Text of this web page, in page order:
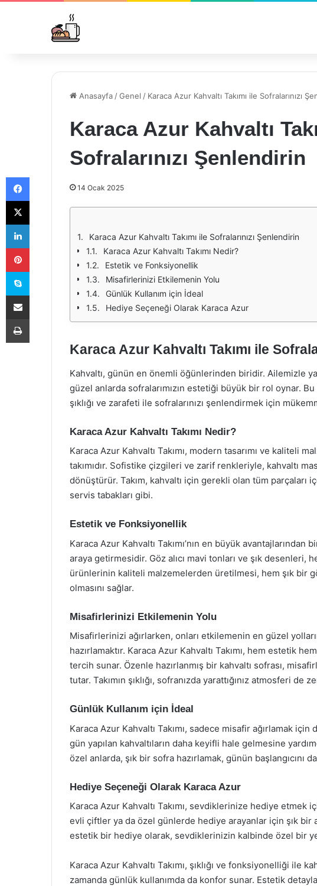
Anasayfa /Genel / Karaca Azur Kahvaltı Takımı ile Sofralarınızı
Karaca Azur Kahvaltı
Sofralarınızı Şenlendirin
14 Ocak 2025
Karaca Azur Kahvaltı Takımı ile Sofralarınızı Şenlendirin
Karaca Azur Kahvaltı Takımı Nedir?
Estetik ve Fonksiyonellik
Misafirlerinizi Etkilemenin Yolu
Günlük Kullanım için İdeal
Hediye Seçeneği Olarak Karaca Azur
Karaca Azur Kahvaltı Takımı ile
Kahvaltı, günün en önemli öğünlerinden biridir. Ailemizle
güzel anlarda sofralarımızın estetiği büyük bir rol oynar. Bu
şıklığı ve zarafeti ile sofralarınızı şenlendirmek için
Karaca Azur Kahvaltı Takımı Nedir?
Karaca Azur Kahvaltı Takımı, modern tasarımı ve kaliteli
takımıdır. Sofistike çizgileri ve zarif renkleriyle, kahvaltı
dönüştürür. Takım, kahvaltı için gerekli olan tüm parçaları
servis tabakları gibi.
Estetik ve Fonksiyonellik
Karaca Azur Kahvaltı Takımı’nın en büyük
araya getirmesidir. Göz alıcı mavi tonları ve şık desenleri,
ürünlerinin kaliteli malzemelerden üretilmesi, hem şık bir
olmasını sağlar.
Misafirlerinizi Etkilemenin Yolu
Misafirlerinizi ağırlarken, onları etkilemenin en güzel
hazırlamaktır. Karaca Azur Kahvaltı Takımı, hem estetik
tercih sunar. Özenle hazırlanmış bir kahvaltı sofrası,
tutar. Takımın şıklığı, sofranızda yarattığınız atmosferi de
Günlük Kullanım için İdeal
Karaca Azur Kahvaltı Takımı, sadece misafir ağırlamak
gün yapılan kahvaltıların daha keyifli hale gelmesine
özel anlarda, şık bir sofra hazırlamak, günün başlangıcını
Hediye Seçeneği Olarak Karaca Azur
Karaca Azur Kahvaltı Takımı, sevdiklerinize hediye
evli çiftler ya da özel günlerde hediye arayanlar için şık
estetik bir hediye olarak, sevdiklerinizin kalbinde özel bir
Karaca Azur Kahvaltı Takımı, şıklığı ve fonksiyonelliği ile
zamanda günlük kullanımda da konfor sunar. Estetik
Facebook
X
LinkedIn
Pinterest
Skype
E-Posta ile paylaş